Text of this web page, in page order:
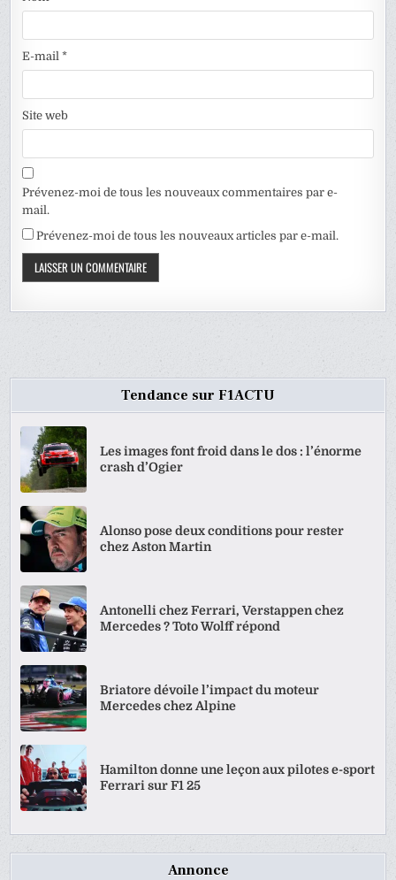
E-mail*
Site web
Prévenez-moi de tous les nouveaux commentaires par e-
mail.
Prévenez-moi de tous les nouveaux articles par e-mail.
Tendance sur F1ACTU
Les images font froid dans le dos : l’énorme
crash d’Ogier
Alonso pose deux conditions pour rester
chez Aston Martin
Antonelli chez Ferrari, Verstappen chez
Mercedes ? Toto Wolff répond
Briatore dévoile l’impact du moteur
Mercedes chez Alpine
Hamilton donne une leçon aux pilotes e-sport
Ferrari sur F1 25
Annonce